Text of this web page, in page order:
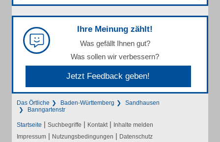
Ihre Meinung zählt!
Was gefällt Ihnen gut?
Was sollen wir verbessern?
Jetzt Feedback geben!
Das Örtliche Baden-Württemberg
Sandhausen
Banngartenstr
Startseite | Suchbegriffe | Kontakt | Inhalte melden
Impressum | Nutzungsbedingungen | Datenschutz